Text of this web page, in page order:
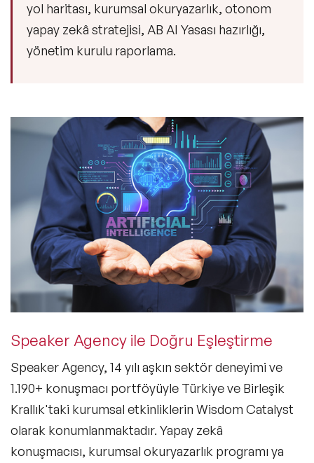
yol haritası, kurumsal okuryazarlık, otonom
yapay zekâ stratejisi, AB AI Yasası hazırlığı,
yönetim kurulu raporlama.
Speaker Agency ile Doğru Eşleştirme
Speaker Agency, 14 yılı aşkın sektör deneyimi ve
1.190+ konuşmacı portföyüyle Türkiye ve Birleşik
Krallık'taki kurumsal etkinliklerin Wisdom Catalyst
olarak konumlanmaktadır. Yapay zekâ
konuşmacısı, kurumsal okuryazarlık programı ya